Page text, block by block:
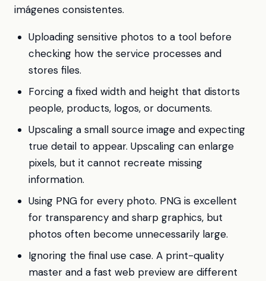
imágenes consistentes.
Uploading sensitive photos to a tool before
checking how the service processes and
stores files.
Forcing a fixed width and height that distorts
people, products, logos, or documents.
Upscaling a small source image and expecting
true detail to appear. Upscaling can enlarge
pixels, but it cannot recreate missing
information.
Using PNG for every photo. PNG is excellent
for transparency and sharp graphics, but
photos often become unnecessarily large.
Ignoring the final use case. A print-quality
master and a fast web preview are different